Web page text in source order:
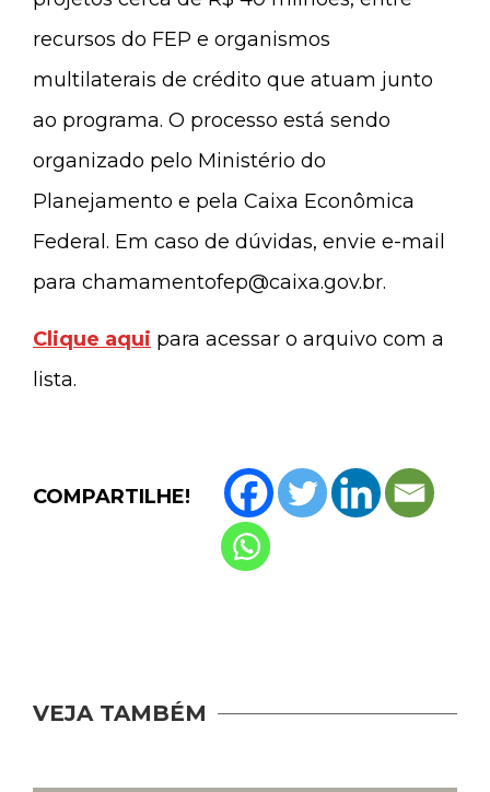
recursos do FEP e organismos
multilaterais de crédito que atuam junto
ao programa. O processo está sendo
organizado pelo Ministério do
Planejamento e pela Caixa Econômica
Federal. Em caso de dúvidas, envie e-mail
para chamamentofep@caixa.gov.br.
Clique aqui para acessar o arquivo com a
lista.
COMPARTILHE!
VEJA TAMBÉM